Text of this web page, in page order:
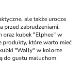
ale także urocze
przed zabrudzeniami.
oraz kubek "Elphee" w
produkty, które warto mieć
"Wally" w kolorze
do gustu maluchom